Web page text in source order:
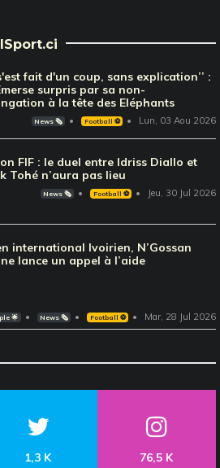
s'est fait d'un coup, sans explication’’ :
surpris par sa non-
à la tête des Eléphants
News 🗞️ Football ⚽️ Lun, 03 Aou 2026
FIF : le duel entre Idriss Diallo et
Tohé n’aura pas lieu
News 🗞️ Football ⚽️ Jeu, 30 Jul 2026
international Ivoirien, N’Gossan
lance un appel à l’aide
🌟 News 🗞️ Football ⚽️ Mar, 28 Jul 2026
1,3 K
76,5 K